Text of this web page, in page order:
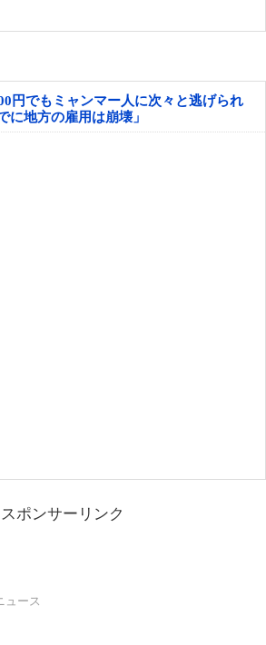
円でもミャンマー人に次々と逃げられ
に地方の雇用は崩壊」
スポンサーリンク
ュース